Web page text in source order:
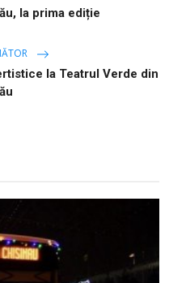
la prima ediție
la Teatrul Verde din